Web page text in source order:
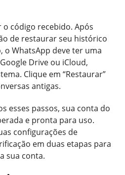
código recebido. Após
de restaurar seu histórico
o WhatsApp deve ter uma
Drive ou iCloud,
Clique em “Restaurar”
antigas.
esses passos, sua conta do
e pronta para uso.
configurações de
em duas etapas para
sua conta.